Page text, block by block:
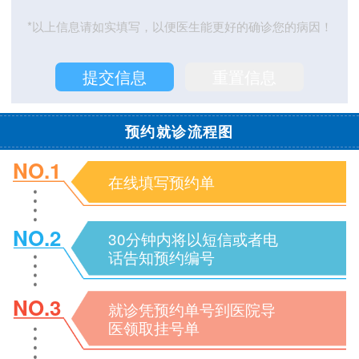
*以上信息请如实填写，以便医生能更好的确诊您的病因！
预约就诊流程图
NO.1 在线填写预约单
NO.2
30分钟内将以短信或者电
话告知预约编号
NO.3
就诊凭预约单号到医院导
医领取挂号单